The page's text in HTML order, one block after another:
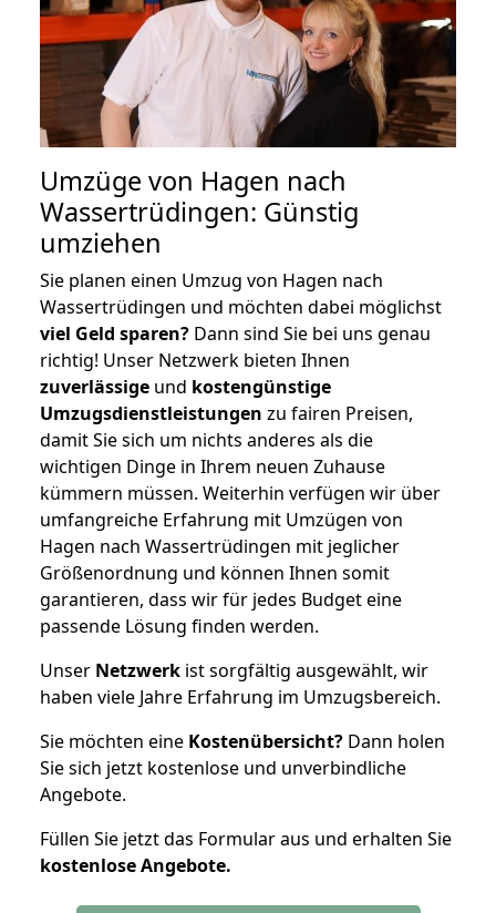
Umzüge von Hagen nach
Wassertrüdingen: Günstig
umziehen
Sie planen einen Umzug von Hagen nach
Wassertrüdingen und möchten dabei möglichst
viel Geld sparen? Dann sind Sie bei uns genau
richtig! Unser Netzwerk bieten Ihnen
zuverlässige und kostengünstige
Umzugsdienstleistungen zu fairen Preisen,
damit Sie sich um nichts anderes als die
wichtigen Dinge in Ihrem neuen Zuhause
kümmern müssen. Weiterhin verfügen wir über
umfangreiche Erfahrung mit Umzügen von
Hagen nach Wassertrüdingen mit jeglicher
Größenordnung und können Ihnen somit
garantieren, dass wir für jedes Budget eine
passende Lösung finden werden.
Unser Netzwerk ist sorgfältig ausgewählt, wir
haben viele Jahre Erfahrung im Umzugsbereich.
Sie möchten eine Kostenübersicht? Dann holen
Sie sich jetzt kostenlose und unverbindliche
Angebote.
Füllen Sie jetzt das Formular aus und erhalten Sie
kostenloseAngebote.